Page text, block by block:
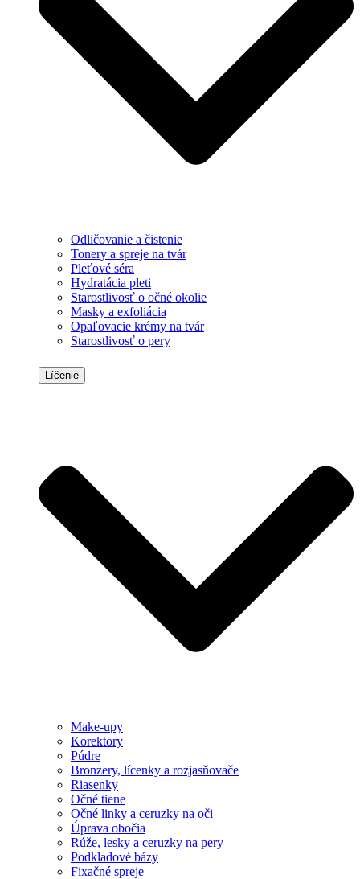
Odličovanie a čistenie
Tonery a spreje na tvár
Pleťové séra
Hydratácia pleti
Starostlivosť o očné okolie
Masky a exfoliácia
Opaľovacie krémy na tvár
Starostlivosť o pery
Líčenie
Make-upy
Korektory
Púdre
Bronzery, lícenky a rozjasňovače
Riasenky
Očné tiene
Očné linky a ceruzky na oči
Úprava obočia
Rúže, lesky a ceruzky na pery
Podkladové bázy
Fixačné spreje